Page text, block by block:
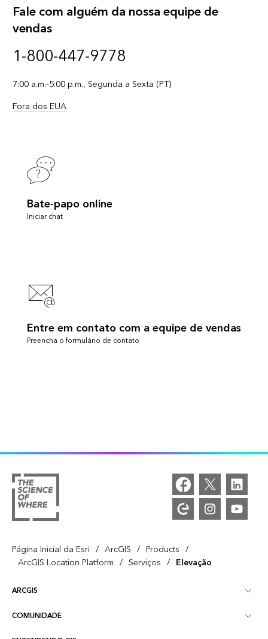
Fale com alguém da nossa equipe de
vendas
1-800-447-9778
7:00 a.m.–5:00 p.m., Segunda a Sexta (PT)
Fora dos EUA
Bate-papo online
Iniciar chat
Entre em contato com a equipe de vendas
Preencha o formulário de contato
Página Inicial da Esri / ArcGIS / Products /
ArcGIS Location Platform / Serviços / Elevação
ARCGIS
Visão Geral do ArcGIS
COMUNIDADE